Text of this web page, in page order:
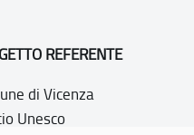
REFERENTE
di Vicenza
Unesco